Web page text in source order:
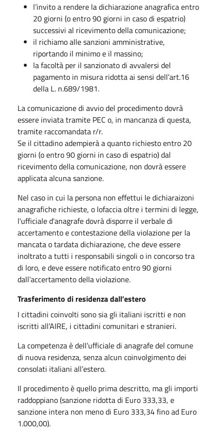
l’invito a rendere la dichiarazione anagrafica entro
20 giorni (o entro 90 giorni in caso di espatrio)
successivi al ricevimento della comunicazione;
il richiamo alle sanzioni amministrative,
riportando il minimo e il massino;
la facoltà per il sanzionato di avvalersi del
pagamento in misura ridotta ai sensi dell’art.16
della L. n.689/1981.
La comunicazione di avvio del procedimento dovrà
essere inviata tramite PEC o, in mancanza di questa,
tramite raccomandata r/r.
Se il cittadino adempierà a quanto richiesto entro 20
giorni (o entro 90 giorni in caso di espatrio) dal
ricevimento della comunicazione, non dovrà essere
applicata alcuna sanzione.
Nel caso in cui la persona non effettui le dichiaraizoni
anagrafiche richieste, o lofaccia oltre i termini di legge,
l'ufficiale d'anagrafe dovrà disporre il verbale di
accertamento e contestazione della violazione per la
mancata o tardata dichiarazione, che deve essere
inoltrato a tutti i responsabili singoli o in concorso tra
di loro, e deve essere notificato entro 90 giorni
dall’accertamento della violazione.
Trasferimento di residenza dall’estero
I cittadini coinvolti sono sia gli italiani iscritti e non
iscritti all’AIRE, i cittadini comunitari e stranieri.
La competenza è dell’ufficiale di anagrafe del comune
di nuova residenza, senza alcun coinvolgimento dei
consolati italiani all’estero.
Il procedimento è quello prima descritto, ma gli importi
raddoppiano (sanzione ridotta di Euro 333,33, e
sanzione intera non meno di Euro 333,34 fino ad Euro
1.000,00).